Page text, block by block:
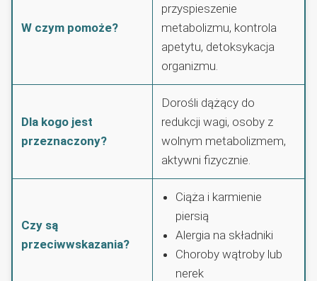
W czym pomoże?
przyspieszenie
metabolizmu, kontrola
apetytu, detoksykacja
organizmu.
Dla kogo jest
przeznaczony?
Dorośli dążący do
redukcji wagi, osoby z
wolnym metabolizmem,
aktywni fizycznie.
Czy są
przeciwwskazania?
Ciąża i karmienie
piersią
Alergia na składniki
Choroby wątroby lub
nerek